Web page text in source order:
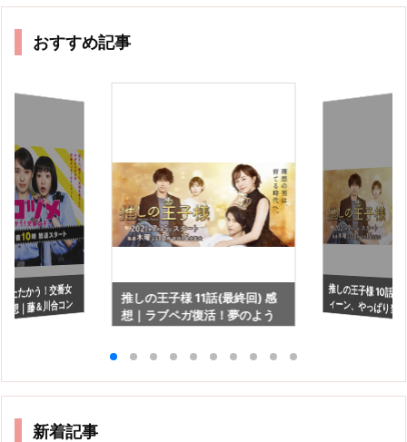
おすすめ記事
たたかう！交番女
想｜藤＆川合コン
いておくれ…
推しの王子様 11話(最終回) 感
想｜ラブペガ復活！夢のよう
推しの王子様 10話
ィーン、やっぱり
る(泣)
新着記事